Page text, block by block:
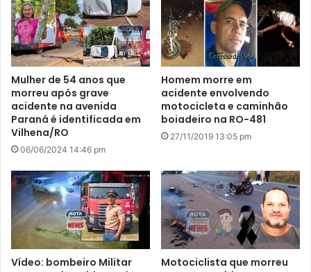
Mulher de 54 anos que
morreu após grave
acidente na avenida
Paraná é identificada em
Vilhena/RO
06/06/2024 14:46 pm
Homem morre em
acidente envolvendo
motocicleta e caminhão
boiadeiro na RO-481
27/11/2019 13:05 pm
Vídeo: bombeiro Militar
Motociclista que morreu